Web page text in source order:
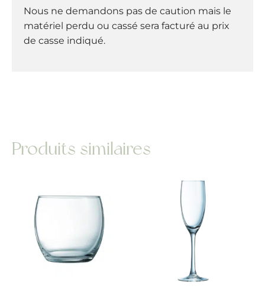
Produits similaires
Nous ne demandons pas de caution mais le
matériel perdu ou cassé sera facturé au prix
de casse indiqué.